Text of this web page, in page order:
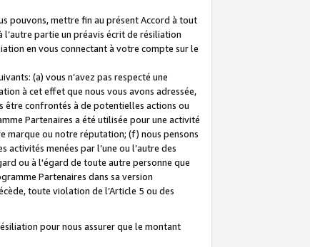
pouvons, mettre fin au présent Accord à tout
partie un préavis écrit de résiliation
en vous connectant à votre compte sur le
(a) vous n’avez pas respecté une
à cet effet que nous vous avons adressée,
être confrontés à de potentielles actions ou
Partenaires a été utilisée pour une activité
marque ou notre réputation; (f) nous pensons
menées par l’une ou l’autre des
ou à l'égard de toute autre personne que
Partenaires dans sa version
toute violation de l’Article 5 ou des
pour nous assurer que le montant